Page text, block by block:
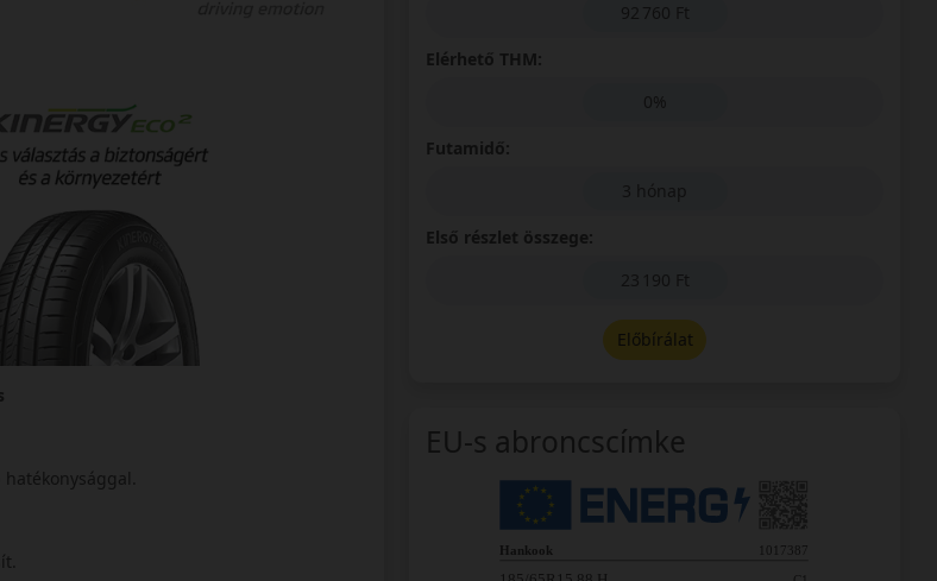
92 760 Ft
Elérhető THM:
0%
Futamidő:
3 hónap
Első részlet összege:
23 190 Ft
Előbírálat
EU-s abroncscímke